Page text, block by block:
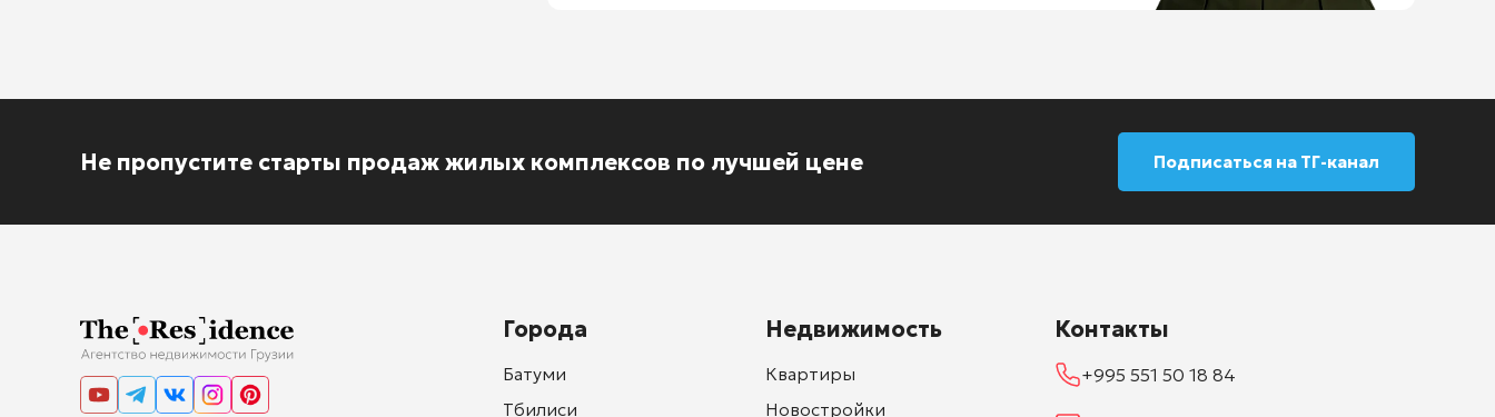
Не пропустите старты продаж жилых комплексов по лучшей цене Подписаться на ТГ-канал
Города
Батуми
Тбилиси
Недвижимость
Квартиры
Новостройки
Контакты
+995 551 50 18 84